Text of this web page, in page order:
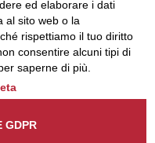
.
ed elaborare i dati
al sito web o la
rispettiamo il tuo diritto
consentire alcuni tipi di
saperne di più.
GDPR